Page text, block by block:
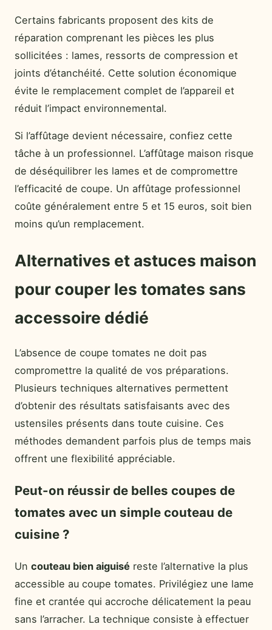
Certains fabricants proposent des kits de
réparation comprenant les pièces les plus
sollicitées : lames, ressorts de compression et
joints d’étanchéité. Cette solution économique
évite le remplacement complet de l’appareil et
réduit l’impact environnemental.
Si l’affûtage devient nécessaire, confiez cette
tâche à un professionnel. L’affûtage maison risque
de déséquilibrer les lames et de compromettre
l’efficacité de coupe. Un affûtage professionnel
coûte généralement entre 5 et 15 euros, soit bien
moins qu’un remplacement.
Alternatives et astuces maison
pour couper les tomates sans
accessoire dédié
L’absence de coupe tomates ne doit pas
compromettre la qualité de vos préparations.
Plusieurs techniques alternatives permettent
d’obtenir des résultats satisfaisants avec des
ustensiles présents dans toute cuisine. Ces
méthodes demandent parfois plus de temps mais
offrent une flexibilité appréciable.
Peut-on réussir de belles coupes de
tomates avec un simple couteau de
cuisine ?
Un couteau bien aiguisé reste l’alternative la plus
accessible au coupe tomates. Privilégiez une lame
fine et crantée qui accroche délicatement la peau
sans l’arracher. La technique consiste à effectuer